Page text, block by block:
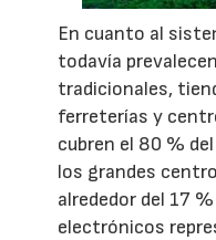
En cuanto al
todavía
tradicionales,
ferreterías y
cubren el 80 %
los grandes
alrededor del 17
electrónicos